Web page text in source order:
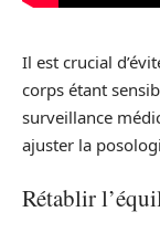
Il est crucial
corps étant
surveillance
ajuster la
Rétablir